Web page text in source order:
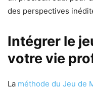
des perspectives
Intégrer le
votre vie
La méthode du Jeu de